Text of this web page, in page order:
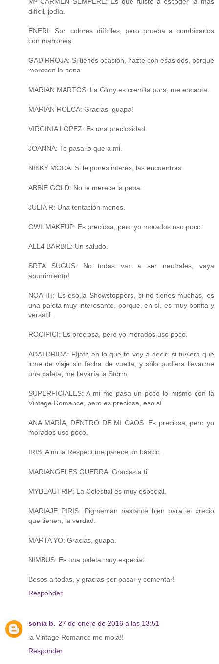
difícil, jodía.
ENERI: Son colores difíciles, pero prueba a combinarlos
con marrones.
GADIRROJA: Si tienes ocasión, hazte con esas dos, porque
merecen la pena.
MARIAN MARTOS: La Glory es cremita pura, me encanta.
MARIAN ROLCA: Gracias, guapa!
VIRGINIA LÓPEZ: Es una preciosidad.
JOANNA: Te pasa lo que a mi.
NIKKY MODA: Si le pones interés, las encuentras.
ABBIE GOLD: No te merece la pena.
JULIA R: Una tentación menos.
OWL MAKEUP: Es preciosa, pero yo morados uso poco.
ALL4 BARBIE: Un saludo.
SRTA SUGUS: No todas van a ser neutrales, vaya
aburrimiento!
NOAHH: Es eso,la Showstoppers, si no tienes muchas, es
una paleta muy interesante, porque, en sí, es muy bonita y
versátil.
ROCIPICI: Es preciosa, pero yo morados uso poco.
ADALDRIDA: Fíjate en lo que te voy a decir: si tuviera que
irme de viaje sin fecha de vuelta, y sólo pudiera llevarme
una paleta, me llevaría la Storm.
SUPERFICIALES: A mi me pasa un poco lo mismo con la
Vintage Romance, pero es preciosa, eso sí.
ANA MARÍA, DENTRO DE MI CAOS: Es preciosa, pero yo
morados uso poco.
IRIS: A mi la Respect me parece un básico.
MARIANGELES GUERRA: Gracias a ti.
MYBEAUTRIP: La Celestial es muy especial.
MARIAJE PIRIS: Pigmentan bastante bien para el precio
que tienen, la verdad.
MARTA YO: Gracias, guapa.
NIMBUS: Es una paleta muy especial.
Besos a todas, y gracias por pasar y comentar!
Responder
sonia b. 27 de enero de 2016 a las 13:51
la Vintage Romance me mola!!
Responder